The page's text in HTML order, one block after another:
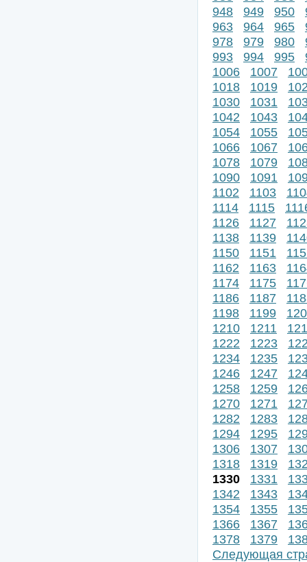
948
949 950
963
964 965
978
979 980
993
994 995
1006
1007
1018
1019
1030
1031
1042
1043
1054
1055
1066
1067
1078
1079
1090
1091
1102
1103
1114
1115
1126
1127
1138
1139
1150
1151
1162
1163
1174
1175
1186
1187
1198
1199
1210
1211
1222
1223
1234
1235
1246
1247
1258
1259
1270
1271
1282
1283
1294
1295
1306
1307
1318
1319
1330
1331
1342
1343
1354
1355
1366
1367
1378
1379
Следующая